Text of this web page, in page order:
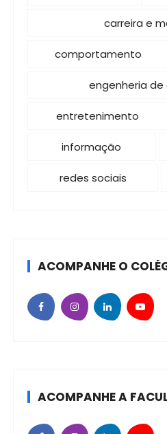
carreira e
comportamento
engenheria
entretenimento
informação
redes sociais
ACOMPANHE O
ACOMPANHE A